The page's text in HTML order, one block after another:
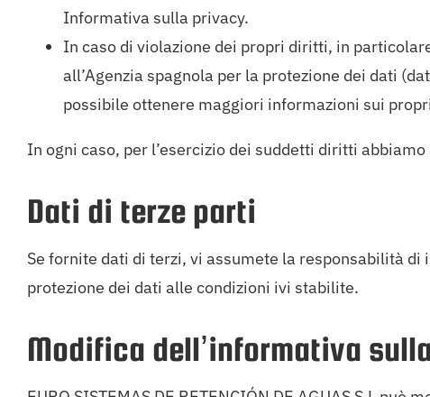
Informativa sulla privacy.
In caso di violazione dei propri diritti, in
all’Agenzia spagnola per la protezione dei dati
possibile ottenere maggiori informazioni sui
In ogni caso, per l’esercizio dei suddetti diritti
Dati di terze parti
Se fornite dati di terzi, vi assumete la responsabilità
protezione dei dati alle condizioni ivi stabilite.
Modifica dell’informativa